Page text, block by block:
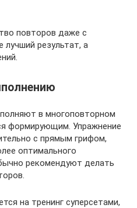
повторов даже с
результат, а
в многоповторном
формирующим. Упражнение
с прямым грифом,
оптимального
рекомендуют делать
на тренинг суперсетами,